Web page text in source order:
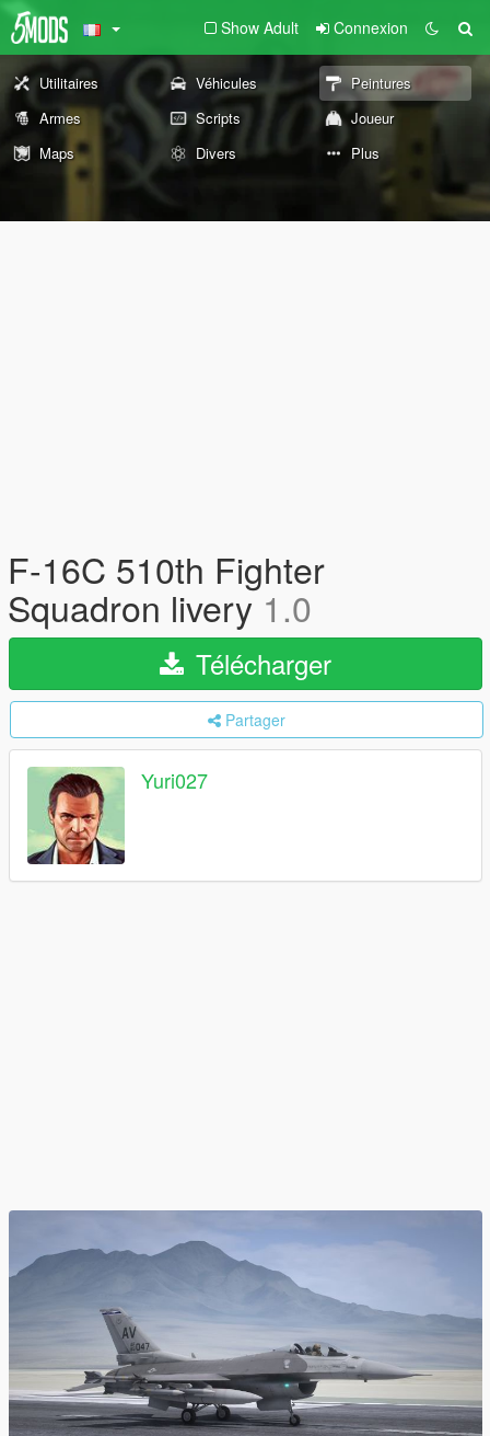
Show Adult Connexion
Utilitaires Véhicules
Peintures
Armes
Scripts
Joueur
Maps
Divers Plus
F-16C 510th Fighter
Squadron livery1.0
Télécharger
Partager
Yuri027